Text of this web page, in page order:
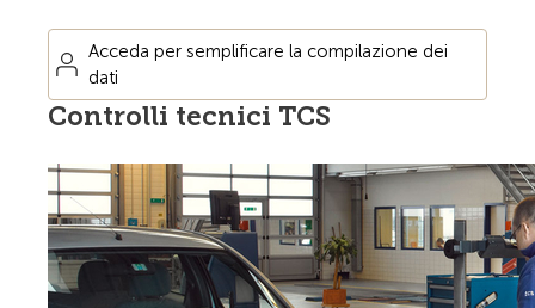
Acceda per semplificare la compilazione dei
dati
Controlli tecnici TCS